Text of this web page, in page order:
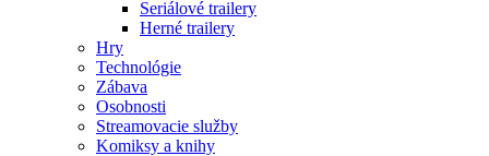
Seriálové trailery
Herné trailery
Hry
Technológie
Zábava
Osobnosti
Streamovacie služby
Komiksy a knihy